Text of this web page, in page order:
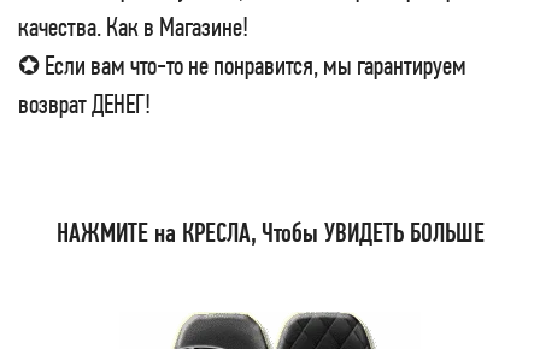
качества. Как в Магазине!
✪ Если вам что-то не понравится, мы гарантируем
возврат ДЕНЕГ!
НАЖМИТЕ на КРЕСЛА, Чтобы УВИДЕТЬ БОЛЬШЕ